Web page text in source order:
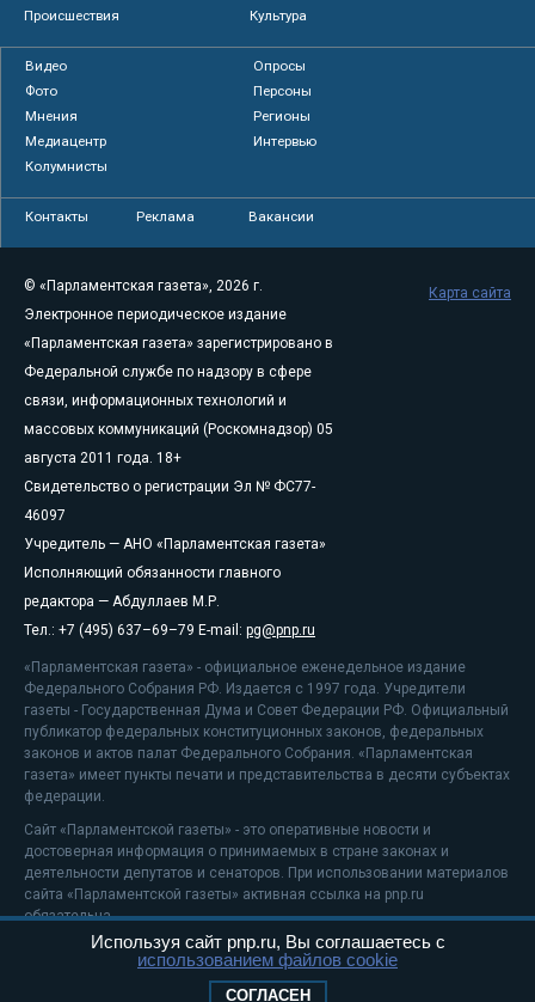
Происшествия
Культура
Видео
Опросы
Фото
Персоны
Мнения
Регионы
Медиацентр
Интервью
Колумнисты
Контакты Реклама Вакансии
© «Парламентская газета», 2026 г.
Электронное периодическое издание
«Парламентская газета» зарегистрировано в
Федеральной службе по надзору в сфере
связи, информационных технологий и
массовых коммуникаций (Роскомнадзор) 05
августа 2011 года. 18+
Свидетельство о регистрации Эл № ФС77-
46097
Учредитель — АНО «Парламентская газета»
Исполняющий обязанности главного
редактора — Абдуллаев М.Р.
Тел.: +7 (495) 637–69–79 E-mail: pg@pnp.ru
«Парламентская газета» - официальное еженедельное издание
Федерального Собрания РФ. Издается с 1997 года. Учредители
газеты - Государственная Дума и Совет Федерации РФ. Официальный
публикатор федеральных конституционных законов, федеральных
законов и актов палат Федерального Собрания. «Парламентская
газета» имеет пункты печати и представительства в десяти субъектах
федерации.
Сайт «Парламентской газеты» - это оперативные новости и
достоверная информация о принимаемых в стране законах и
деятельности депутатов и сенаторов. При использовании материалов
сайта «Парламентской газеты» активная ссылка на pnp.ru
обязательна.
На информационном ресурсе применяютсярекомендательные
Положение о защите персональных данных
Карта сайта
Используя сайт pnp.ru, Вы соглашаетесь с
использованием файлов cookie
СОГЛАСЕН